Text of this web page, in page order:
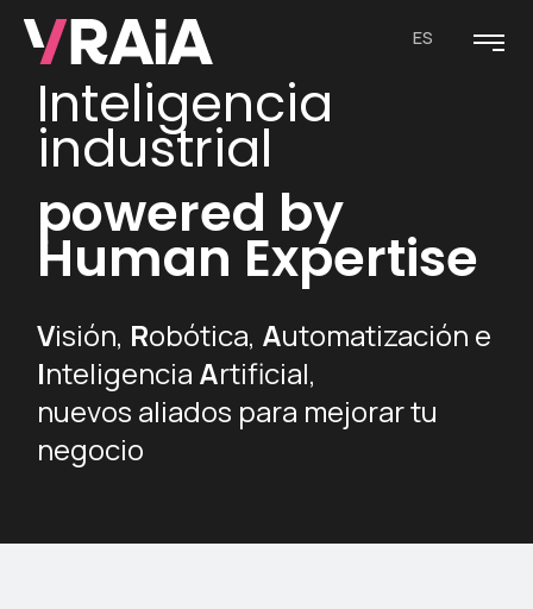
Inteligencia
industrial
powered by
Human Expertise
Visión, Robótica, Automatización e
Inteligencia Artificial,
nuevos aliados para mejorar tu
negocio
ES